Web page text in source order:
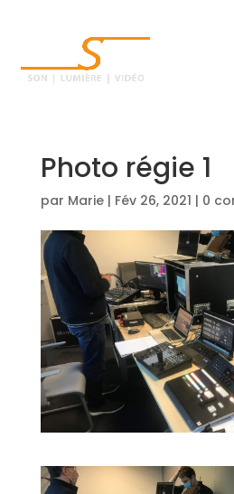
Photo régie 1
par Marie| Fév 26, 2021 | 0